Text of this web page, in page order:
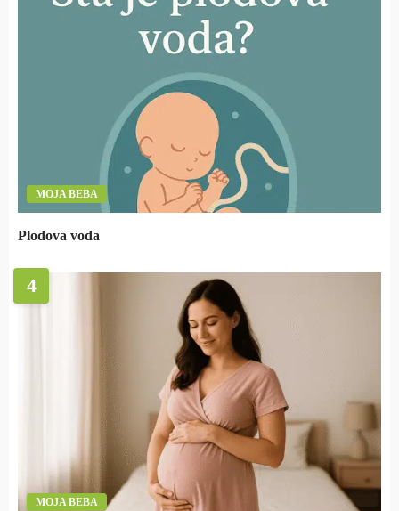
MOJA BEBA
Plodova voda
4
MOJA BEBA